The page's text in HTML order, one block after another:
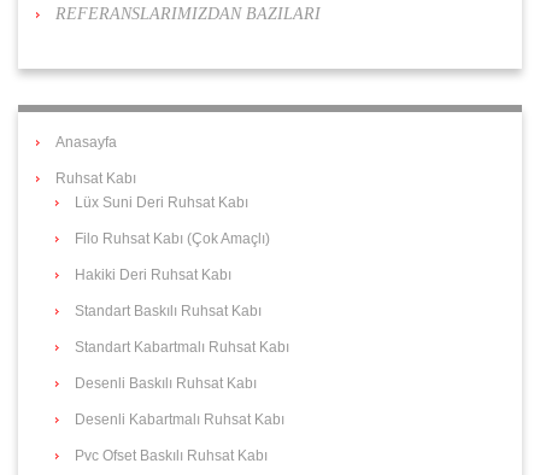
REFERANSLARIMIZDAN BAZILARI
Anasayfa
Ruhsat Kabı
Lüx Suni Deri Ruhsat Kabı
Filo Ruhsat Kabı (Çok Amaçlı)
Hakiki Deri Ruhsat Kabı
Standart Baskılı Ruhsat Kabı
Standart Kabartmalı Ruhsat Kabı
Desenli Baskılı Ruhsat Kabı
Desenli Kabartmalı Ruhsat Kabı
Pvc Ofset Baskılı Ruhsat Kabı